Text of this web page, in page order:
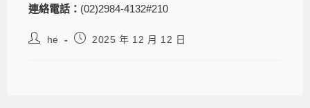
連絡電話： (02)2984-4132#210
he 2025 年 12 月 12 日